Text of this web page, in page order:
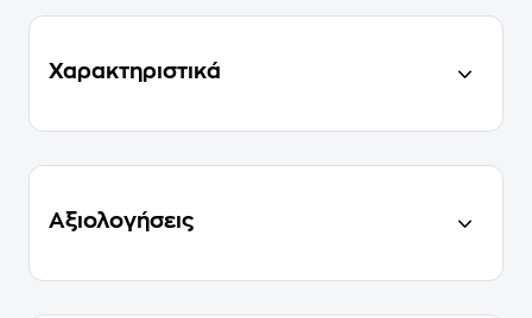
Χαρακτηριστικά
Αξιολογήσεις